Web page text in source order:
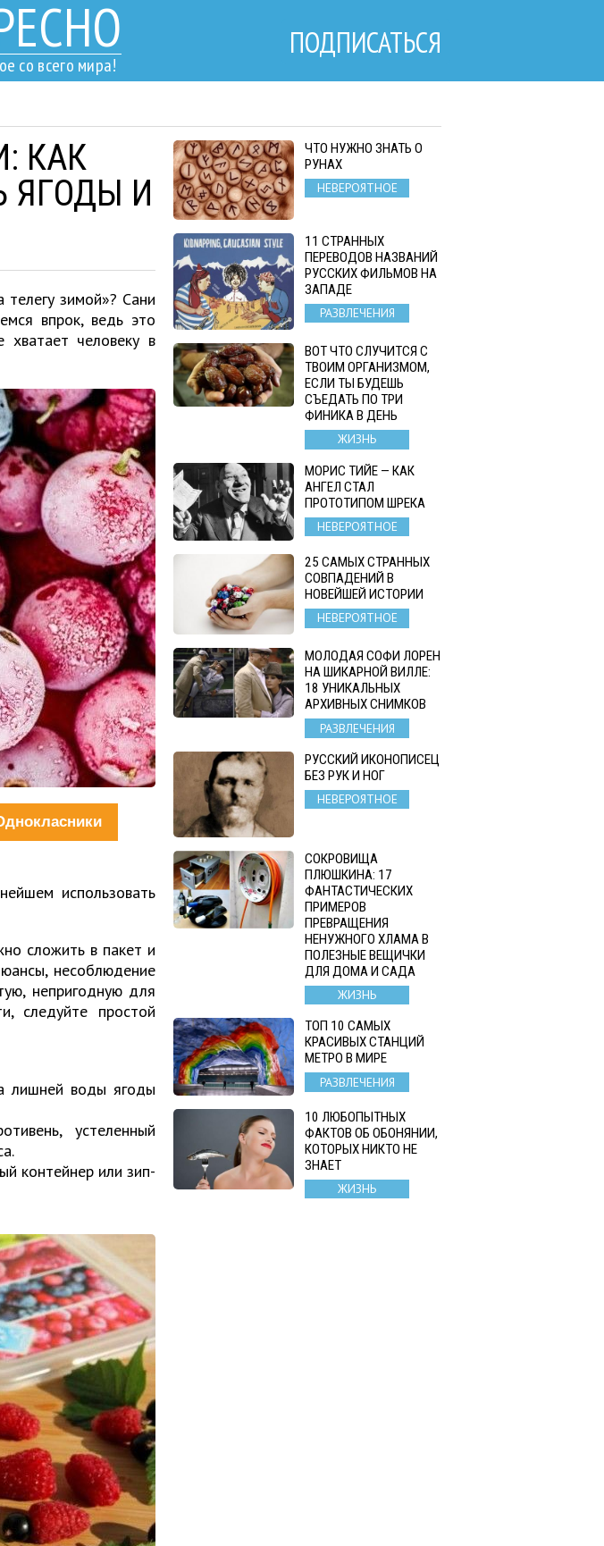
со всего мира!
ПОДПИСАТЬСЯ
КАК
ЯГОДЫ И
зимой»? Сани
впрок, ведь это
хватает человеку в
использовать
сложить в пакет и
несоблюдение
непригодную для
следуйте простой
лишней воды ягоды
устеленный
контейнер или зип-
ЧТО НУЖНО ЗНАТЬ О
РУНАХ
НЕВЕРОЯТНОЕ
11 СТРАННЫХ
ПЕРЕВОДОВ НАЗВАНИЙ
РУССКИХ ФИЛЬМОВ НА
ЗАПАДЕ
РАЗВЛЕЧЕНИЯ
ВОТ ЧТО СЛУЧИТСЯ С
ТВОИМ ОРГАНИЗМОМ,
ЕСЛИ ТЫ БУДЕШЬ
СЪЕДАТЬ ПО ТРИ
ФИНИКА В ДЕНЬ
ЖИЗНЬ
МОРИС ТИЙЕ — КАК
АНГЕЛ СТАЛ
ПРОТОТИПОМ ШРЕКА
НЕВЕРОЯТНОЕ
25 САМЫХ СТРАННЫХ
СОВПАДЕНИЙ В
НОВЕЙШЕЙ ИСТОРИИ
НЕВЕРОЯТНОЕ
МОЛОДАЯ СОФИ ЛОРЕН
НА ШИКАРНОЙ ВИЛЛЕ:
18 УНИКАЛЬНЫХ
АРХИВНЫХ СНИМКОВ
РАЗВЛЕЧЕНИЯ
РУССКИЙ ИКОНОПИСЕЦ
БЕЗ РУК И НОГ
НЕВЕРОЯТНОЕ
СОКРОВИЩА
ПЛЮШКИНА: 17
ФАНТАСТИЧЕСКИХ
ПРИМЕРОВ
ПРЕВРАЩЕНИЯ
НЕНУЖНОГО ХЛАМА В
ПОЛЕЗНЫЕ ВЕЩИЧКИ
ДЛЯ ДОМА И САДА
ЖИЗНЬ
ТОП 10 САМЫХ
КРАСИВЫХ СТАНЦИЙ
МЕТРО В МИРЕ
РАЗВЛЕЧЕНИЯ
10 ЛЮБОПЫТНЫХ
ФАКТОВ ОБ ОБОНЯНИИ,
КОТОРЫХ НИКТО НЕ
ЗНАЕТ
ЖИЗНЬ